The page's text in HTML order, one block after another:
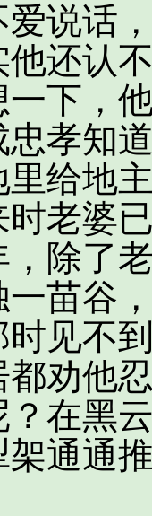
话，
还认
下，
孝知
给地
老婆
除了
苗谷
时见不
劝他
？在黑
通通